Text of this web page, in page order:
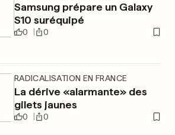
Samsung prépare un Galaxy
S10 suréquipé
0 0
RADICALISATION EN FRANCE
La dérive «alarmante» des
gilets jaunes
0 0